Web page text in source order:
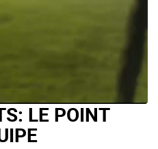
LE POINT